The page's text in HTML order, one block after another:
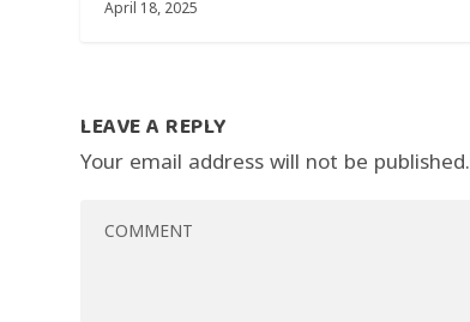
April 18, 2025
LEAVE A REPLY
Your email address will not be published.